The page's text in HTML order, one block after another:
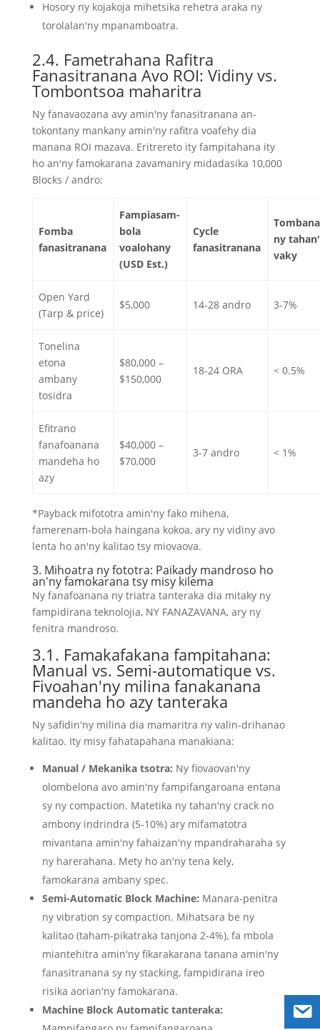
Hosory ny kojakoja mihetsika rehetra araka ny
torolalan'ny mpanamboatra.
2.4. Fametrahana Rafitra
Fanasitranana Avo ROI: Vidiny vs.
Tombontsoa maharitra
Ny fanavaozana avy amin'ny fanasitranana an-
tokontany mankany amin'ny rafitra voafehy dia
manana ROI mazava. Eritrereto ity fampitahana ity
ho an'ny famokarana zavamaniry midadasika 10,000
Blocks / andro:
Fomba
fanasitranana
Fampiasam-
bola
voalohany
(USD Est.)
Cycle
fanasitranana
ny
vaky
Open Yard
(Tarp & price)
$5,000 14-28 andro 3-7%
Tonelina
etona
ambany
tosidra
$80,000 –
$150,000
18-24 ORA < 0.5%
Efitrano
fanafoanana
mandeha ho
azy
$40,000 –
$70,000
3-7 andro < 1%
*Payback mifototra amin'ny fako mihena,
famerenam-bola haingana kokoa, ary ny vidiny avo
lenta ho an'ny kalitao tsy miovaova.
3. Mihoatra ny fototra: Paikady mandroso ho
an'ny famokarana tsy misy kilema
Ny fanafoanana ny triatra tanteraka dia mitaky ny
fampidirana teknolojia, NY FANAZAVANA, ary ny
fenitra mandroso.
3.1. Famakafakana fampitahana:
Manual vs. Semi-automatique vs.
Fivoahan'ny milina fanakanana
mandeha ho azy tanteraka
Ny safidin'ny milina dia mamaritra ny valin-drihanao
kalitao. Ity misy fahatapahana manakiana:
Manual / Mekanika tsotra: Ny fiovaovan'ny
olombelona avo amin'ny fampifangaroana entana
sy ny compaction. Matetika ny tahan'ny crack no
ambony indrindra (5-10%) ary mifamatotra
mivantana amin'ny fahaizan'ny mpandraharaha sy
ny harerahana. Mety ho an'ny tena kely,
famokarana ambany spec.
Semi-Automatic Block Machine: Manara-penitra
ny vibration sy compaction. Mihatsara be ny
kalitao (taham-pikatraka tanjona 2-4%), fa mbola
miantehitra amin'ny fikarakarana tanana amin'ny
fanasitranana sy ny stacking, fampidirana ireo
risika aorian'ny famokarana.
Machine Block Automatic tanteraka: